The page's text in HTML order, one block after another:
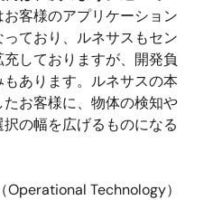
お客様のアプリケーション
ており、ルネサスもセン
しておりますが、開発負
あります。ルネサスの本
お客様に、物体の検知や
の幅を広げるものになる
Technology）